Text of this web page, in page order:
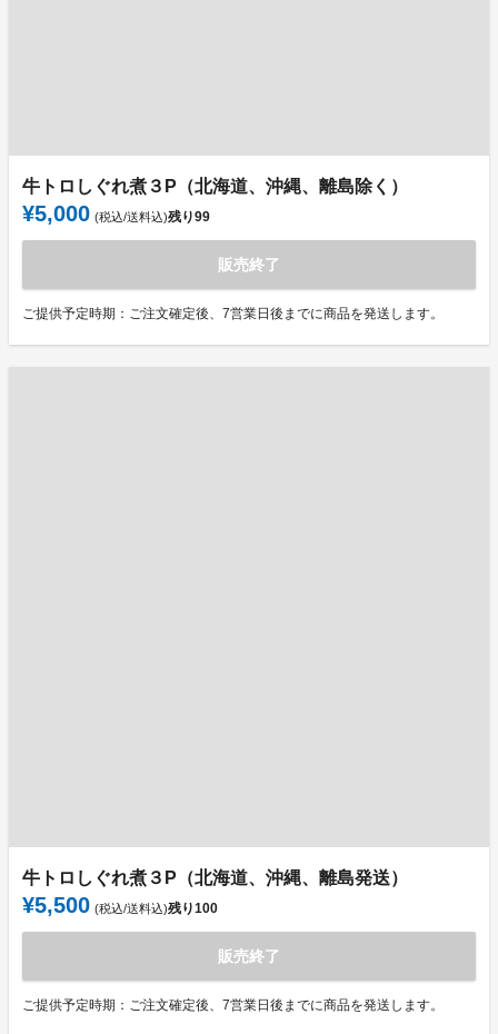
牛トロしぐれ煮３P（北海道、沖縄、離島除く）
¥5,000 (税込/送料込)残り99
販売終了
ご提供予定時期：ご注文確定後、7営業日後までに商品を発送します。
牛トロしぐれ煮３P（北海道、沖縄、離島発送）
¥5,500 (税込/送料込)残り100
販売終了
ご提供予定時期：ご注文確定後、7営業日後までに商品を発送します。